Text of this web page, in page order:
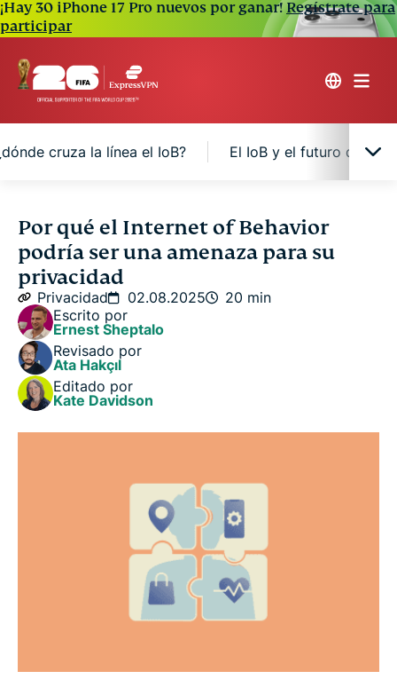
¡Hay 30 iPhone 17 Pro nuevos por ganar!Regístrate para
participar
cruza la línea el IoB? El IoB y el futuro de la
¿Qué es el Internet of Behavior y cómo funciona?
8 maneras en que el IoB rastrea e influye en sus
decisiones diarias
Preocupaciones éticas: ¿dónde cruza la línea el
IoB?
El IoB y el futuro de la privacidad: ¿qué podría
suceder a continuación?
Cómo protegerse del rastreo del IoB
Conclusión: equilibrando conveniencia y
Por qué el Internet of Behavior
podría ser una amenaza para su
privacidad
Privacidad 02.08.2025
20 min
Escrito por
Ernest Sheptalo
Revisado por
Ata Hakçıl
Editado por
Kate Davidson